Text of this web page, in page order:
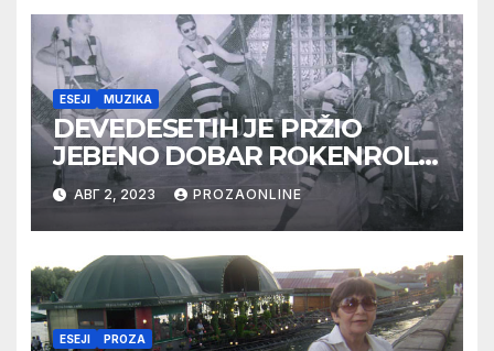
ESEJI MUZIKA
DEVEDESETIH JE PRŽIO
JEBENO DOBAR ROKENROL
(1)АВГ 2, 2023 PROZAONLINE
ESEJI PROZA